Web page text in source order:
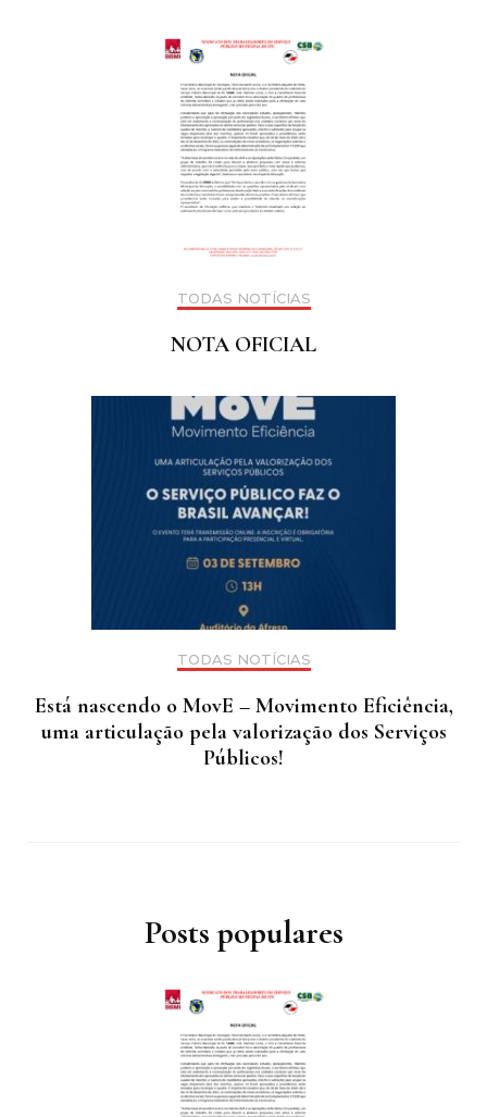
TODAS NOTÍCIAS
NOTA OFICIAL
TODAS NOTÍCIAS
Está nascendo o MovE – Movimento Eficiência,
uma articulação pela valorização dos Serviços
Públicos!
Posts populares